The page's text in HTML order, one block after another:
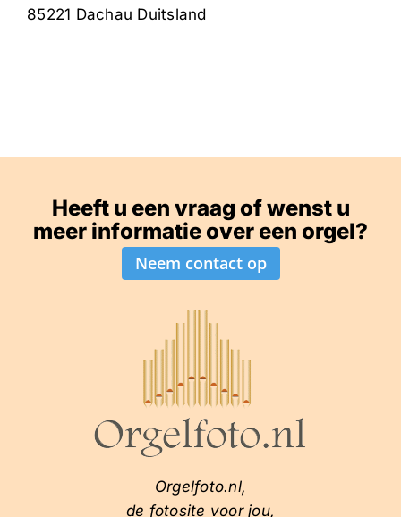
85221 Dachau Duitsland
Heeft u een vraag of wenst u
meer informatie over een orgel?
Neem contact op
Orgelfoto.nl,
de fotosite voor jou,